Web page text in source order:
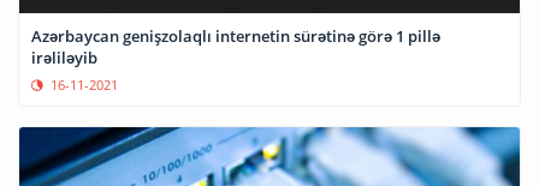
Azərbaycan genişzolaqlı internetin sürətinə görə 1 pillə
irəliləyib
16-11-2021